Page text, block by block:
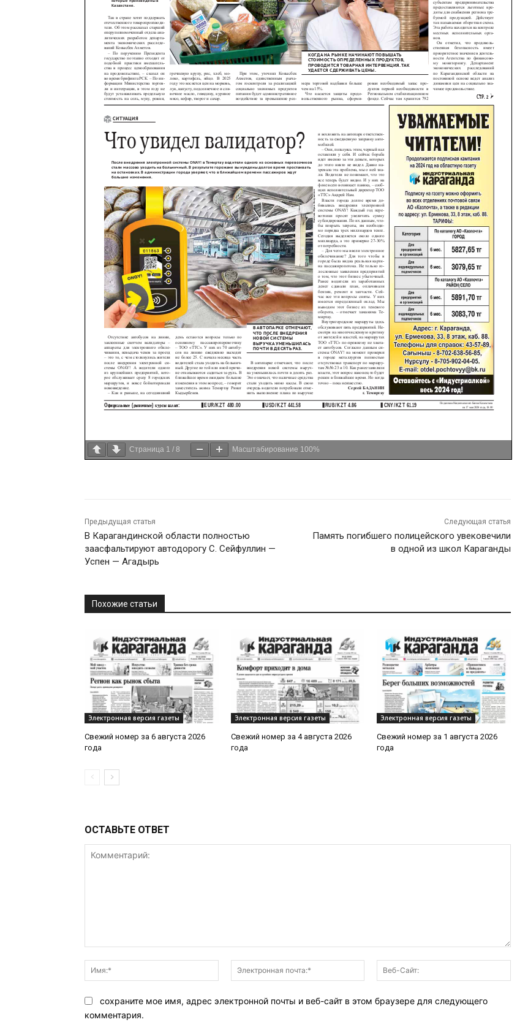
Страница 1 / 8 Масштабирование 100%
Предыдущая статья
В Карагандинской области полностью
заасфальтируют автодорогу С. Сейфуллин —
Успен — Агадырь
Следующая статья
Память погибшего полицейского увековечили
в одной из школ Караганды
Похожие статьи
Электронная версия газеты
Свежий номер за 6 августа 2026
года
Электронная версия газеты
Свежий номер за 4 августа 2026
года
Электронная версия газеты
Свежий номер за 1 августа 2026
года
ОСТАВЬТЕ ОТВЕТ
Имя:*
Электронная
почта:*
Сайт:
сохраните мое имя, адрес электронной почты и веб-сайт в этом браузере для следующего
комментария.